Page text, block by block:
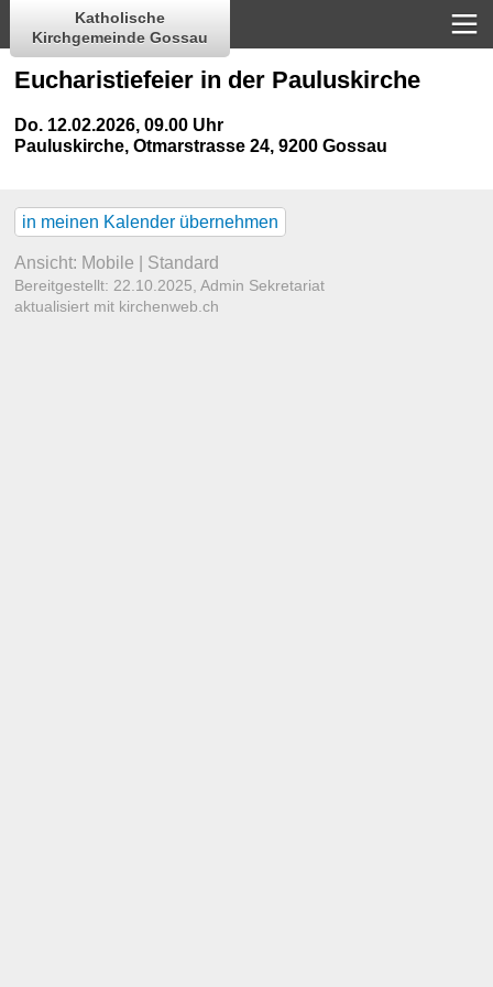
Katholische
Kirchgemeinde Gossau
Eucharistiefeier in der Pauluskirche
Do. 12.02.2026, 09.00 Uhr
Pauluskirche,Otmarstrasse 24, 9200 Gossau
in meinen Kalender übernehmen
Ansicht: Mobile Standard
Bereitgestellt: 22.10.2025,Admin Sekretariat
aktualisiert mit kirchenweb.ch